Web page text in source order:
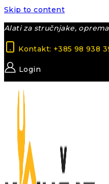
Skip to content
Alati za stručnjake,
Kontakt: +385 98 938
Login